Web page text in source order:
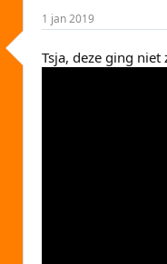
1 jan 2019
Tsja, deze ging